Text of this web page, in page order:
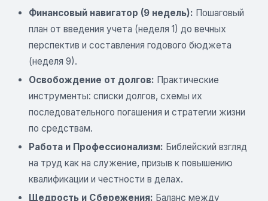
Финансовый навигатор (9 недель): Пошаговый
план от введения учета (неделя 1) до вечных
перспектив и составления годового бюджета
(неделя 9).
Освобождение от долгов: Практические
инструменты: списки долгов, схемы их
последовательного погашения и стратегии жизни
по средствам.
Работа и Профессионализм: Библейский взгляд
на труд как на служение, призыв к повышению
квалификации и честности в делах.
Щедрость и Сбережения: Баланс между